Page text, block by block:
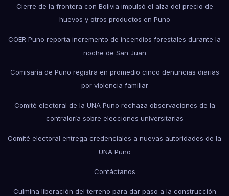
Cierre de la frontera con Bolivia impulsó el alza del precio de
huevos y otros productos en Puno
COER Puno reporta incremento de incendios forestales durante la
noche de San Juan
Comisaría de Puno registra en promedio cinco denuncias diarias
por violencia familiar
Comité electoral de la UNA Puno rechaza observaciones de la
contraloría sobre elecciones universitarias
Comité electoral entrega credenciales a nuevas autoridades de la
UNA Puno
Contáctanos
Culmina liberación del terreno para dar paso a la construcción